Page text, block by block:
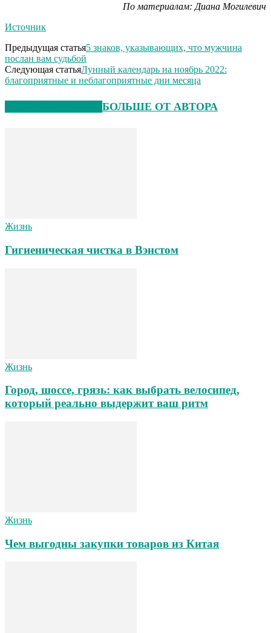
По материалам: Диана Могилевич
Источник
Предыдущая статья5 знаков, указывающих, что мужчина
послан вам судьбой
Следующая статьяЛунный календарь на ноябрь 2022:
благоприятные и неблагоприятные дни месяца
БОЛЬШЕ ОТ АВТОРА
Жизнь
Гигиеническая чистка в Вэнстом
Жизнь
Город, шоссе, грязь: как выбрать велосипед,
который реально выдержит ваш ритм
Жизнь
Чем выгодны закупки товаров из Китая